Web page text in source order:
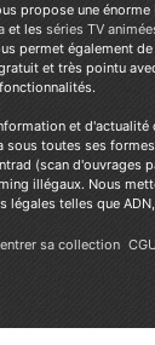
propose une
et les séries TV
permet également de
et très pointu
fonctionnalités.
et
toutes ses
(scan d'ouvrages
illégaux. Nous
telles que
sa collection